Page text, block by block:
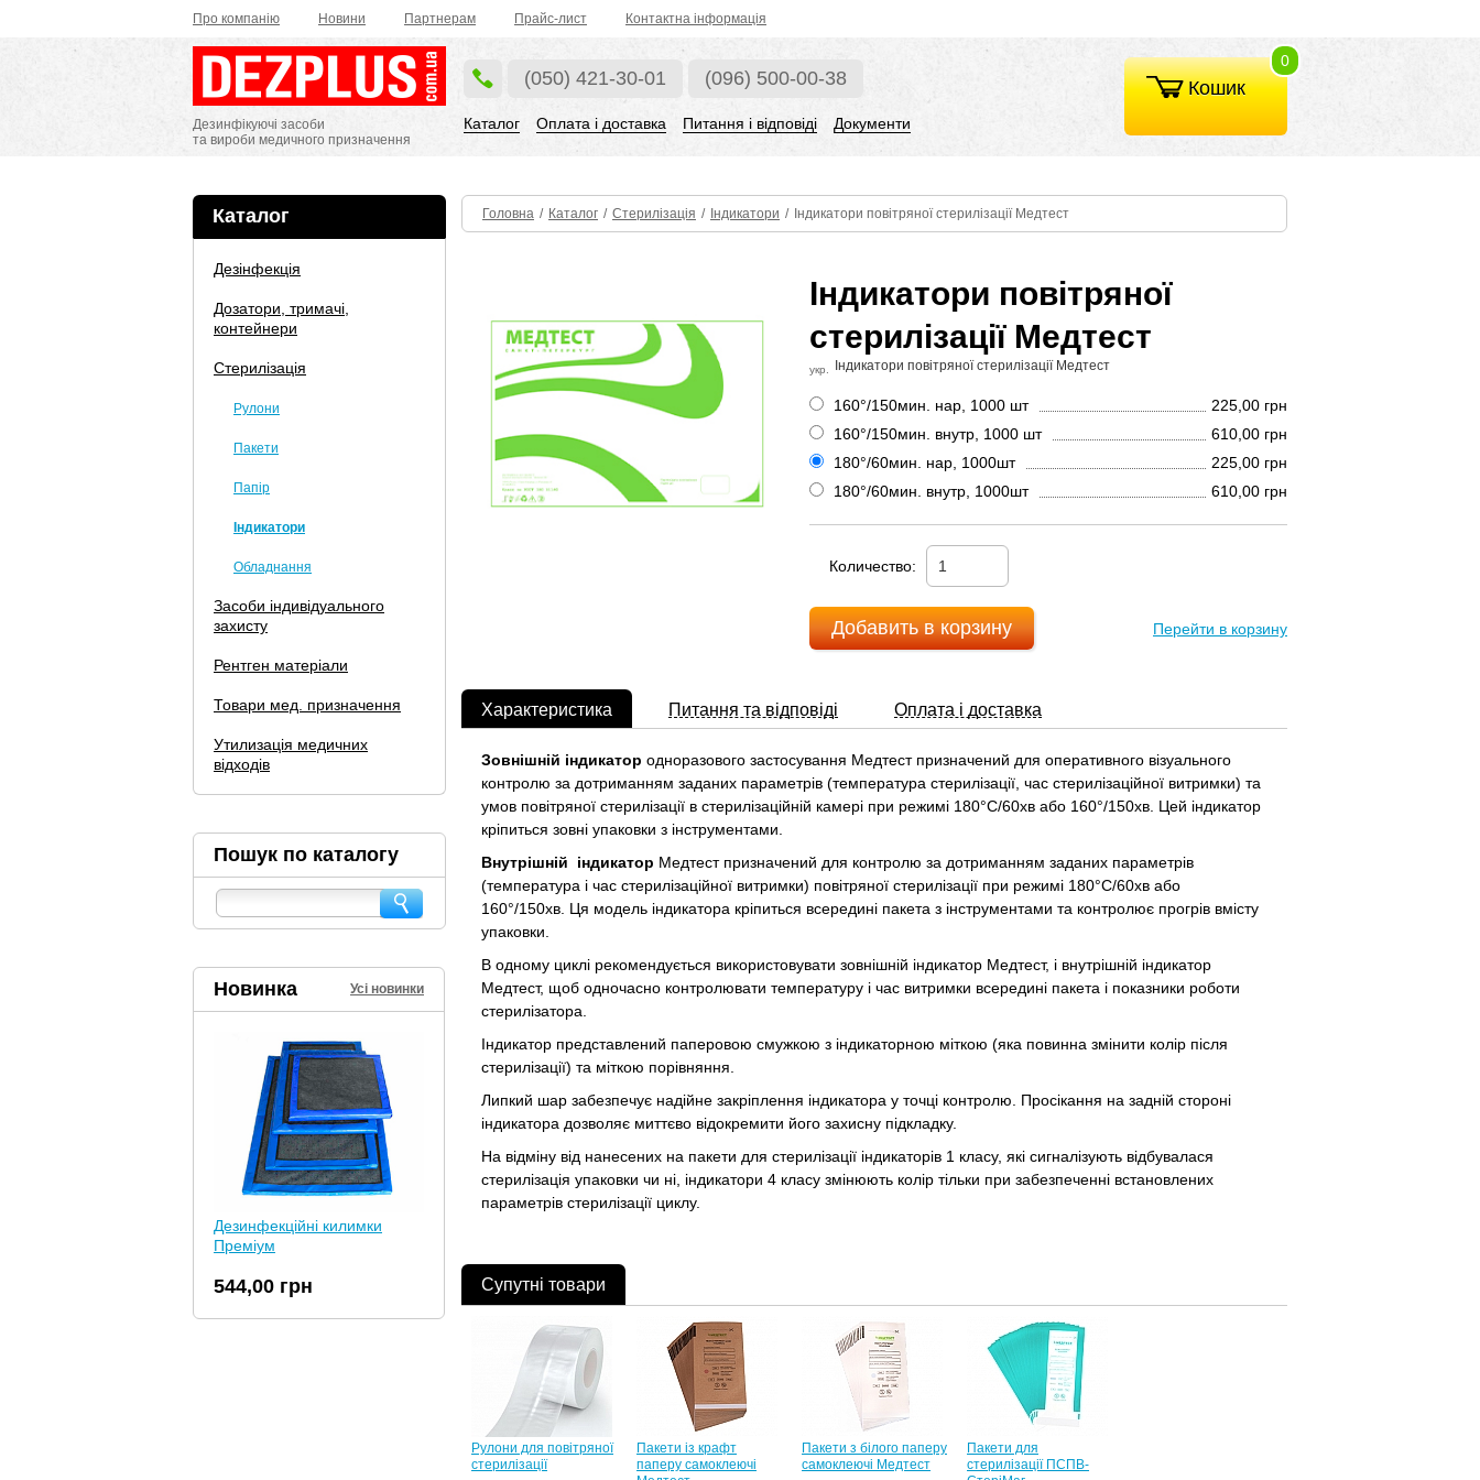
Про компанію Новини Партнерам Прaйс-лист Контактна інформація
Дезинфікуючі засоби
та вироби медичного призначення
(050) 421-30-01 (096) 500-00-38
Каталог Оплата і доставка Питання і відповіді Документи
Кошик
0
Каталог
Дезінфекція
Дозатори, тримачі,
контейнери
Стерилізація
Рулони
Пакети
Папір
Індикатори
Обладнання
Засоби індивідуального
захисту
Рентген матеріали
Товари мед. призначення
Утилизація медичних
відходів
Пошук по каталогу
Новинка Усі новинки
Дезинфекційні килимки
Преміум
544,00 грн
Головна / Каталог / Стерилізація / Індикатори / Індикатори повітряної стерилізації Медтест
Індикатори повітряної
стерилізації Медтест
укр. Індикатори повітряної стерилізації Медтест
160°/150мин. нар, 1000 шт
225,00 грн
160°/150мин. внутр, 1000 шт
610,00 грн
180°/60мин. нар, 1000шт
225,00 грн
180°/60мин. внутр, 1000шт
610,00 грн
Количество:
Добавить в корзину Перейти в корзину
Характеристика Питання та відповіді Оплата і доставка
Зовнішній індикатор одноразового застосування Медтест призначений для оперативного візуального
контролю за дотриманням заданих параметрів (температура стерилізації, час стерилізаційної витримки) та
умов повітряної стерилізації в стерилізаційній камері при режимі 180°С/60хв або 160°/150хв. Цей індикатор
кріпиться зовні упаковки з інструментами.
Внутрішній індикатор Медтест призначений для контролю за дотриманням заданих параметрів
(температура і час стерилізаційної витримки) повітряної стерилізації при режимі 180°С/60хв або
160°/150хв. Ця модель індикатора кріпиться всередині пакета з інструментами та контролює прогрів вмісту
упаковки.
В одному циклі рекомендується використовувати зовнішній індикатор Медтест, і внутрішній індикатор
Медтест, щоб одночасно контролювати температуру і час витримки всередині пакета і показники роботи
стерилізатора.
Індикатор представлений паперовою смужкою з індикаторною міткою (яка повинна змінити колір після
стерилізації) та міткою порівняння.
Липкий шар забезпечує надійне закріплення індикатора у точці контролю. Просікання на задній стороні
індикатора дозволяє миттєво відокремити його захисну підкладку.
На відміну від нанесених на пакети для стерилізації індикаторів 1 класу, які сигналізують відбувалася
стерилізація упаковки чи ні, індикатори 4 класу змінюють колір тільки при забезпеченні встановлених
параметрів стерилізації циклу.
Супутні товари
Рулони для повітряної
стерилізації
Пакети із крафт
паперу самоклеючі
Пакети з білого паперу
самоклеючі Медтест
Пакети для
стерилізації ПСПВ-